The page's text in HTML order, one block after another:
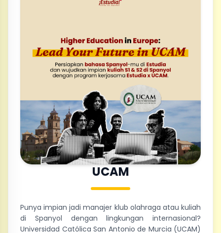
UCAM
Punya impian jadi manajer klub olahraga atau kuliah
di Spanyol dengan lingkungan internasional?
Universidad Católica San Antonio de Murcia (UCAM)